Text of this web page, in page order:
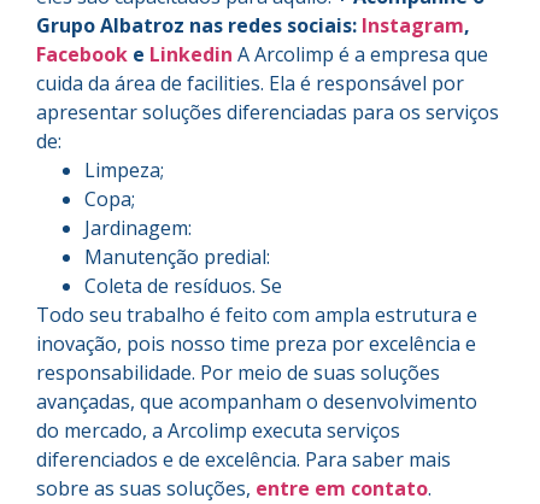
Grupo Albatroz nas redes sociais: Instagram,
Facebook e Linkedin A Arcolimp é a empresa que
cuida da área de facilities. Ela é responsável por
apresentar soluções diferenciadas para os serviços
de:
Limpeza;
Copa;
Jardinagem:
Manutenção predial:
Coleta de resíduos. Se
Todo seu trabalho é feito com ampla estrutura e
inovação, pois nosso time preza por excelência e
responsabilidade. Por meio de suas soluções
avançadas, que acompanham o desenvolvimento
do mercado, a Arcolimp executa serviços
diferenciados e de excelência. Para saber mais
sobre as suas soluções, entre em contato.